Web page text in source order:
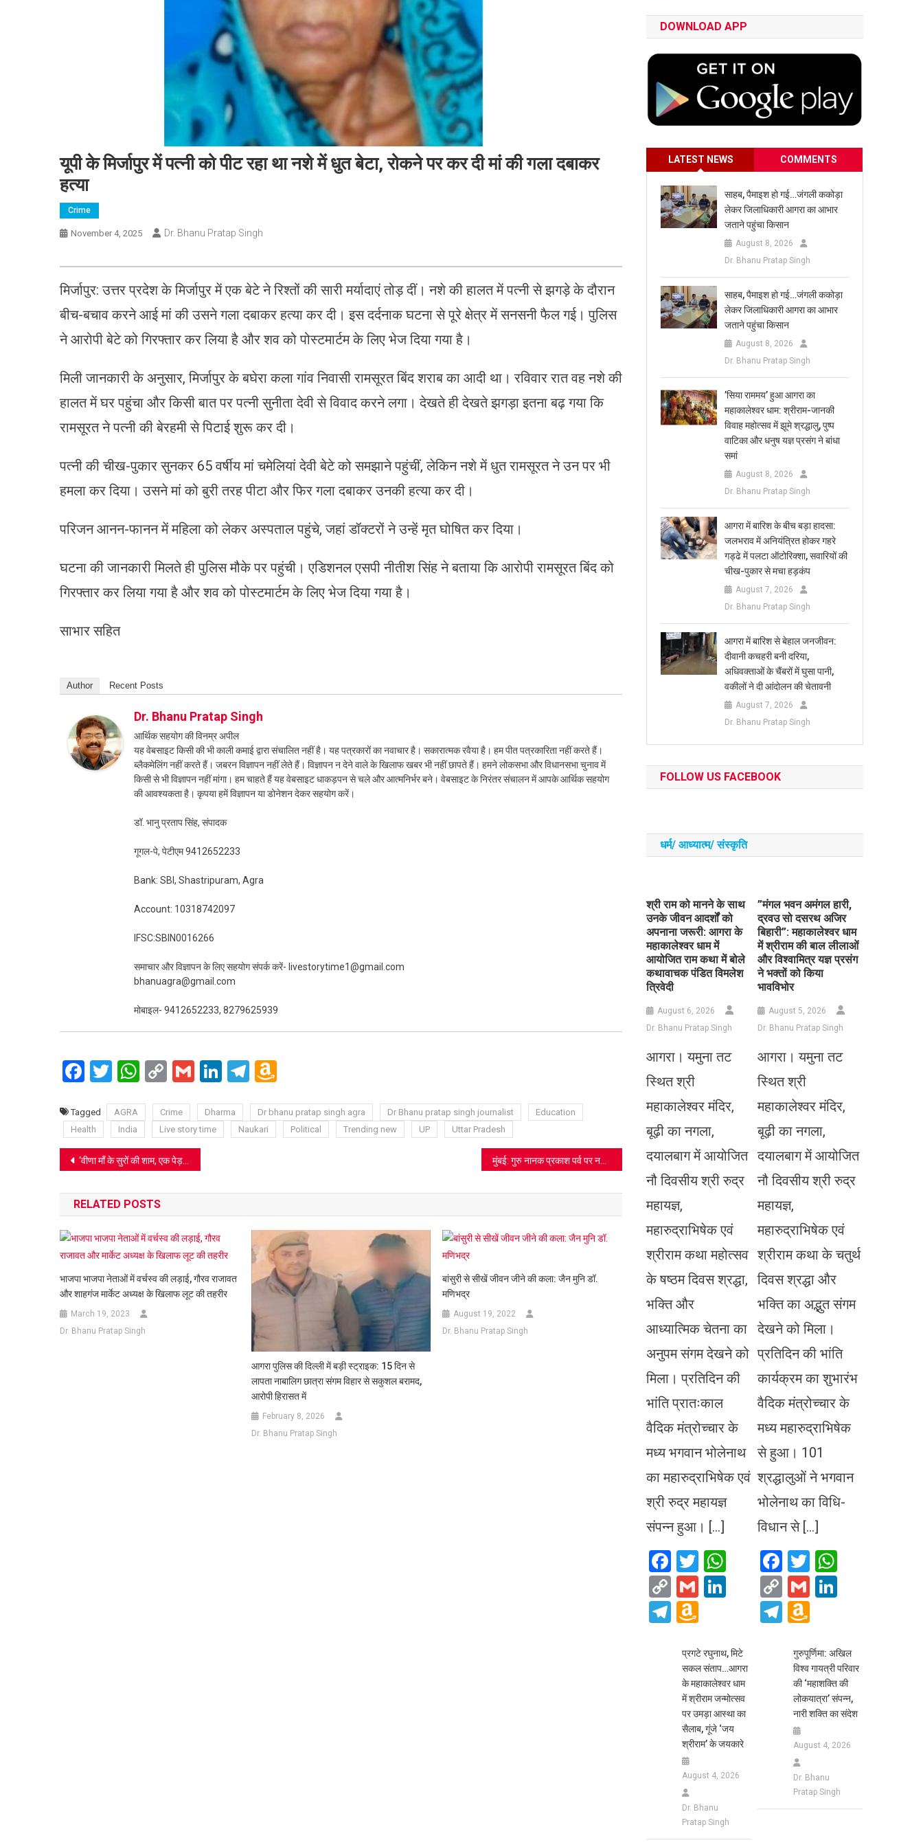
यूपी के मिर्जापुर में पत्नी को पीट रहा था नशे में धुत बेटा, रोकने पर कर दी मां की गला दबाकर
हत्या
Crime
November 4, 2025 Dr. Bhanu Pratap Singh
मिर्जापुर: उत्तर प्रदेश के मिर्जापुर में एक बेटे ने रिश्तों की सारी मर्यादाएं तोड़ दीं। नशे की हालत में पत्नी से झगड़े के दौरान
बीच-बचाव करने आई मां की उसने गला दबाकर हत्या कर दी। इस दर्दनाक घटना से पूरे क्षेत्र में सनसनी फैल गई। पुलिस
ने आरोपी बेटे को गिरफ्तार कर लिया है और शव को पोस्टमार्टम के लिए भेज दिया गया है।
मिली जानकारी के अनुसार, मिर्जापुर के बघेरा कला गांव निवासी रामसूरत बिंद शराब का आदी था। रविवार रात वह नशे की
हालत में घर पहुंचा और किसी बात पर पत्नी सुनीता देवी से विवाद करने लगा। देखते ही देखते झगड़ा इतना बढ़ गया कि
रामसूरत ने पत्नी की बेरहमी से पिटाई शुरू कर दी।
पत्नी की चीख-पुकार सुनकर 65 वर्षीय मां चमेलियां देवी बेटे को समझाने पहुंचीं, लेकिन नशे में धुत रामसूरत ने उन पर भी
हमला कर दिया। उसने मां को बुरी तरह पीटा और फिर गला दबाकर उनकी हत्या कर दी।
परिजन आनन-फानन में महिला को लेकर अस्पताल पहुंचे, जहां डॉक्टरों ने उन्हें मृत घोषित कर दिया।
घटना की जानकारी मिलते ही पुलिस मौके पर पहुंची। एडिशनल एसपी नीतीश सिंह ने बताया कि आरोपी रामसूरत बिंद को
गिरफ्तार कर लिया गया है और शव को पोस्टमार्टम के लिए भेज दिया गया है।
साभार सहित
Author Recent Posts
Dr. Bhanu Pratap Singh
आर्थिक सहयोग की विनम्र अपील
यह वेबसाइट किसी की भी काली कमाई द्वारा संचालित नहीं है। यह पत्रकारों का नवाचार है। सकारात्मक रवैया है। हम पीत पत्रकारिता नहीं करते हैं।
ब्लैकमेलिंग नहीं करते हैं। जबरन विज्ञापन नहीं लेते हैं। विज्ञापन न देने वाले के खिलाफ खबर भी नहीं छापते हैं। हमने लोकसभा और विधानसभा चुनाव में
किसी से भी विज्ञापन नहीं मांगा। हम चाहते हैं यह वेबसाइट धाकड़पन से चले और आत्मनिर्भर बने। वेबसाइट के निरंतर संचालन में आपके आर्थिक सहयोग
की आवश्यकता है। कृपया हमें विज्ञापन या डोनेशन देकर सहयोग करें।
डॉ. भानु प्रताप सिंह, संपादक
गूगल-पे, पेटीएम 9412652233
Bank: SBI, Shastripuram, Agra
Account: 10318742097
IFSC:SBIN0016266
समाचार और विज्ञापन के लिए सहयोग संपर्क करें- livestorytime1@gmail.com
bhanuagra@gmail.com
मोबाइल- 9412652233, 8279625939
Facebook
Twitter
WhatsApp
CopyGmailLinkedIn
Telegram
List
Tagged AGRA Crime Dharma Dr bhanu pratap singh agra Dr Bhanu pratap singh journalist
Education
Health
India Live story time Naukari Political Trending new UP Uttar Pradesh
Post
navigation
‘वीणा माँ के सुरों की शाम, एक पेड़ लगाओ माँ के नाम’ का संगीतमय कार्यक्रम में श्रोताओं ने लिया आनंद
RELATED POSTS
भाजपा भाजपा नेताओं में वर्चस्व की लड़ाई, गौरव राजावत
और शाहगंज मार्केट अध्यक्ष के खिलाफ लूट की तहरीर
March 19, 2023
Dr. Bhanu Pratap Singh
आगरा पुलिस की दिल्ली में बड़ी स्ट्राइक: 15 दिन से
लापता नाबालिग छात्रा संगम विहार से सकुशल बरामद,
आरोपी हिरासत में
February 8, 2026
Dr. Bhanu Pratap Singh
बांसुरी से सीखें जीवन जीने की कला: जैन मुनि डॉ.
मणिभद्र
August 19, 2022
Dr. Bhanu Pratap Singh
DOWNLOAD APP
LATEST NEWS COMMENTS
साहब, पैमाइश हो गई…जंगली ककोड़ा
लेकर जिलाधिकारी आगरा का आभार
जताने पहुंचा किसान
August 8, 2026
Dr. Bhanu Pratap Singh
साहब, पैमाइश हो गई…जंगली ककोड़ा
लेकर जिलाधिकारी आगरा का आभार
जताने पहुंचा किसान
August 8, 2026
Dr. Bhanu Pratap Singh
​’सिया राममय’ हुआ आगरा का
महाकालेश्वर धाम: श्रीराम-जानकी
विवाह महोत्सव में झूमे श्रद्धालु, पुष्प
वाटिका और धनुष यज्ञ प्रसंग ने बांधा
समां
August 8, 2026
Dr. Bhanu Pratap Singh
आगरा में बारिश के बीच बड़ा हादसा:
जलभराव में अनियंत्रित होकर गहरे
गड्ढे में पलटा ऑटोरिक्शा, सवारियों की
चीख-पुकार से मचा हड़कंप
August 7, 2026
Dr. Bhanu Pratap Singh
आगरा में बारिश से बेहाल जनजीवन:
दीवानी कचहरी बनी दरिया,
अधिवक्ताओं के चैंबरों में घुसा पानी,
वकीलों ने दी आंदोलन की चेतावनी
August 7, 2026
Dr. Bhanu Pratap Singh
FOLLOW US FACEBOOK
धर्म/ आध्‍यात्‍म/ संस्‍कृति
​श्री राम को मानने के साथ
उनके जीवन आदर्शों को
अपनाना जरूरी: आगरा के
महाकालेश्वर धाम में
आयोजित राम कथा में बोले
कथावाचक पंडित विमलेश
त्रिवेदी
August 6, 2026
Dr. Bhanu Pratap Singh
आगरा। यमुना तट
स्थित श्री
महाकालेश्वर मंदिर,
बूढ़ी का नगला,
दयालबाग में आयोजित
नौ दिवसीय श्री रुद्र
महायज्ञ,
महारुद्राभिषेक एवं
श्रीराम कथा महोत्सव
के षष्ठम दिवस श्रद्धा,
भक्ति और
आध्यात्मिक चेतना का
अनुपम संगम देखने को
मिला। प्रतिदिन की
भांति प्रातःकाल
वैदिक मंत्रोच्चार के
मध्य भगवान भोलेनाथ
का महारुद्राभिषेक एवं
श्री रुद्र महायज्ञ
संपन्न हुआ। […]
Facebook
TwitterWhatsApp
Copy
Link
GmailLinkedIn
Telegram
Amazon
List
​”मंगल भवन अमंगल हारी,
द्रवउ सो दसरथ अजिर
बिहारी”: महाकालेश्वर धाम
में श्रीराम की बाल लीलाओं
और विश्वामित्र यज्ञ प्रसंग
ने भक्तों को किया
भावविभोर
August 5, 2026
Dr. Bhanu Pratap Singh
आगरा। यमुना तट
स्थित श्री
महाकालेश्वर मंदिर,
बूढ़ी का नगला,
दयालबाग में आयोजित
नौ दिवसीय श्री रुद्र
महायज्ञ,
महारुद्राभिषेक एवं
श्रीराम कथा के चतुर्थ
दिवस श्रद्धा और
भक्ति का अद्भुत संगम
देखने को मिला।
प्रतिदिन की भांति
कार्यक्रम का शुभारंभ
वैदिक मंत्रोच्चार के
मध्य महारुद्राभिषेक
से हुआ। 101
श्रद्धालुओं ने भगवान
भोलेनाथ का विधि-
विधान से […]
Facebook
Twitter
Copy
Link
Gmail
Telegram
List
प्रगटे रघुनाथ, मिटे
सकल संताप…आगरा
के महाकालेश्वर धाम
में श्रीराम जन्मोत्सव
पर उमड़ा आस्था का
सैलाब, गूंजे ‘जय
श्रीराम’ के जयकारे
August 4, 2026
Dr. Bhanu
Pratap Singh
गुरुपूर्णिमा: अखिल
विश्व गायत्री परिवार
की ‘महाशक्ति की
लोकयात्रा’ संपन्न,
नारी शक्ति का संदेश
August 4, 2026
Dr. Bhanu
Pratap Singh